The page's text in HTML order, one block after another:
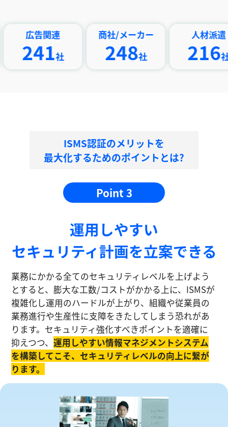
社
商社/メーカー
社
人材派遣
社
ISMS認証のメリットを
最大化するためのポイントとは?
Point 3
運⽤しやすい
セキュリティ計画を⽴案できる
業務にかかる全てのセキュリティレベルを上げよう
とすると、膨大な工数/コストがかかる上に、ISMSが
複雑化し運⽤のハードルが上がり、組織や従業員の
業務進⾏や生産性に⽀障をきたしてしまう恐れがあ
ります。セキュリティ強化すべきポイントを適確に
抑えつつ、運⽤しやすい情報マネジメントシステム
を構築してこそ、セキュリティレベルの向上に繋が
ります。